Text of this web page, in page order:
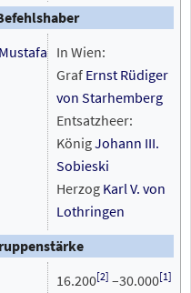
In Wien:
Graf Ernst Rüdiger
von Starhemberg
Entsatzheer:
KönigJohann III.
Sobieski
Herzog Karl V. von
Lothringen
16.200[2] –30.000[1]